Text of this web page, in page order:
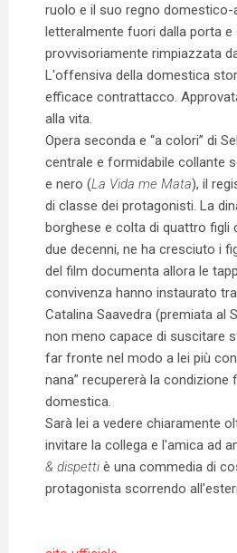
ruolo e il suo regno domestico-
letteralmente fuori dalla porta e
provvisoriamente rimpiazzata
L'offensiva della domestica
efficace contrattacco.
alla vita.
Opera seconda e “a colori” di
centrale e formidabile collante
e nero (La Vida me Mata), il
di classe dei protagonisti. La
borghese e colta di quattro figli
due decenni, ne ha cresciuto i
del film documenta allora le
convivenza hanno instaurato
Catalina Saavedra (premiata al
non meno capace di suscitare
far fronte nel modo a lei più
nana” recupererà la
domestica.
Sarà lei a vedere chiaramente
invitare la collega e l'amica ad
& dispetti è una commedia di
protagonista scorrendo